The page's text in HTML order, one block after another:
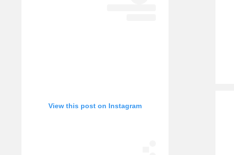
View this post on Instagram